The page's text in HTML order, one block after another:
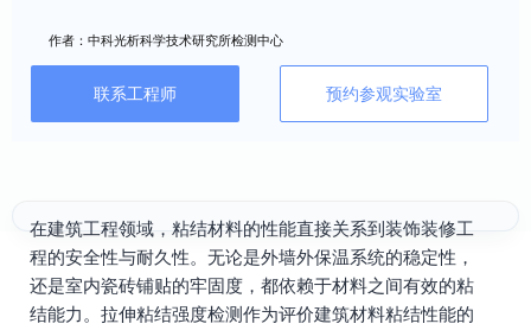
作者：中科光析科学技术研究所检测中心
联系工程师 预约参观实验室
在建筑工程领域，粘结材料的性能直接关系到装饰装修工
程的安全性与耐久性。无论是外墙外保温系统的稳定性，
还是室内瓷砖铺贴的牢固度，都依赖于材料之间有效的粘
结能力。拉伸粘结强度检测作为评价建筑材料粘结性能的